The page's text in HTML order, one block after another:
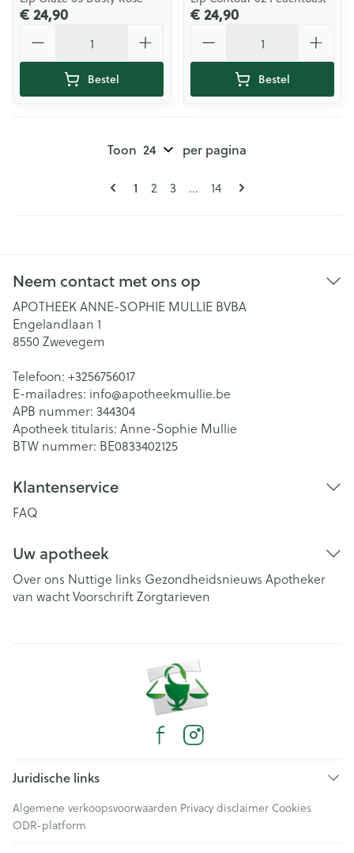
€ 24,90
Bestel
€ 24,90
Bestel
Pagina's
U lees momenteel pagina
1 Pagina
2 Pagina
3 ... Pagina
14
Toon per pagina
Neem contact met ons op
APOTHEEK ANNE-SOPHIE MULLIE BVBA
Engelandlaan 1
8550 Zwevegem
Telefoon: +3256756017
E-mailadres: info@apotheekmullie.be
APB nummer: 344304
Apotheek titularis: Anne-Sophie Mullie
BTW nummer: BE0833402125
Klantenservice
FAQ
Uw apotheek
Over ons Nuttige links Gezondheidsnieuws Apotheker
van wachtVoorschriftZorgtarieven
Juridische links
Algemene verkoopsvoorwaarden Privacy disclaimer Cookies
ODR-platform